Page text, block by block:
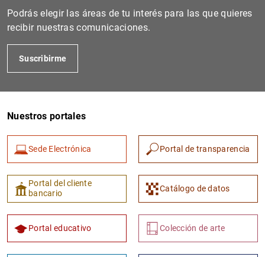
Encuesta sobre Préstamos Bancarios en
549KB
Podrás elegir las áreas de tu interés para las que quieres
recibir nuestras comunicaciones.
Suscribirme
Nuestros portales
Sede Electrónica Portal de transparencia
Portal del cliente
bancario
Catálogo de datos
Portal educativo Colección de arte